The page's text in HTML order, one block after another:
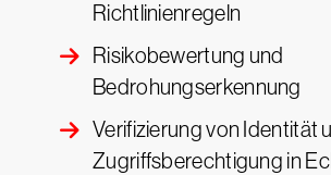
Richtlinienregeln
Risikobewertung und
Bedrohungserkennung
Verifizierung von Identität
Zugriffsberechtigung in